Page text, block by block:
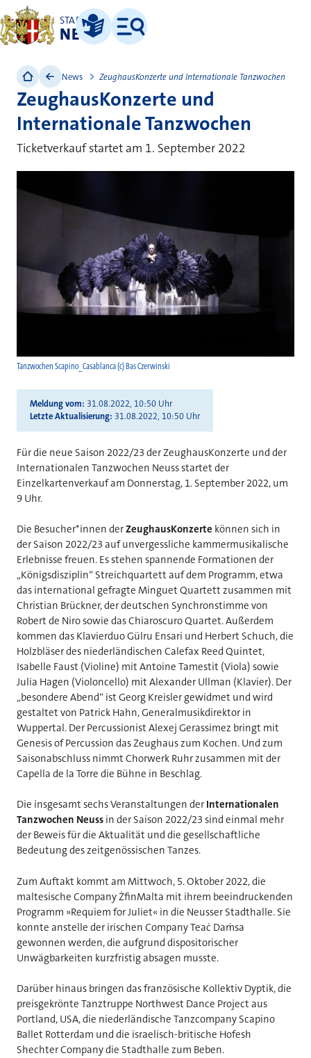
STADT
NEUSS
Leichte Sprache
Menü
Tanzwochen Scapino_Casablanca (c) Bas Czerwinski
News ZeughausKonzerte und Internationale Tanzwochen
ZeughausKonzerte und
Internationale Tanzwochen
Ticketverkauf startet am 1. September 2022
Meldung vom 31.08.2022, 10:50 Uhr
Letzte Aktualisierung 31.08.2022, 10:50 Uhr
Für die neue Saison 2022/23 der ZeughausKonzerte und der
Internationalen Tanzwochen Neuss startet der
Einzelkartenverkauf am Donnerstag, 1. September 2022, um
9 Uhr.
Die Besucher*innen derZeughausKonzerte können sich in
der Saison 2022/23 auf unvergessliche kammermusikalische
Erlebnisse freuen. Es stehen spannende Formationen der
„Königsdisziplin“ Streichquartett auf dem Programm, etwa
das international gefragte Minguet Quartett zusammen mit
Christian Brückner, der deutschen Synchronstimme von
Robert de Niro sowie das Chiaroscuro Quartet. Außerdem
kommen das Klavierduo Gülru Ensari und Herbert Schuch, die
Holzbläser des niederländischen Calefax Reed Quintet,
Isabelle Faust (Violine) mit Antoine Tamestit (Viola) sowie
Julia Hagen (Violoncello) mit Alexander Ullman (Klavier). Der
„besondere Abend“ ist Georg Kreisler gewidmet und wird
gestaltet von Patrick Hahn, Generalmusikdirektor in
Wuppertal. Der Percussionist Alexej Gerassimez bringt mit
Genesis of Percussion das Zeughaus zum Kochen. Und zum
Saisonabschluss nimmt Chorwerk Ruhr zusammen mit der
Capella de la Torre die Bühne in Beschlag.
Die insgesamt sechs Veranstaltungen der Internationalen
Tanzwochen Neuss in der Saison 2022/23 sind einmal mehr
der Beweis für die Aktualität und die gesellschaftliche
Bedeutung des zeitgenössischen Tanzes.
Zum Auftakt kommt am Mittwoch, 5. Oktober 2022, die
maltesische Company ŻfinMalta mit ihrem beeindruckenden
Programm »Requiem for Juliet« in die Neusser Stadthalle. Sie
konnte anstelle der irischen Company Teaċ Daṁsa
gewonnen werden, die aufgrund dispositorischer
Unwägbarkeiten kurzfristig absagen musste.
Darüber hinaus bringen das französische Kollektiv Dyptik, die
preisgekrönte Tanztruppe Northwest Dance Project aus
Portland, USA, die niederländische Tanzcompany Scapino
Ballet Rotterdam und die israelisch-britische Hofesh
Shechter Company die Stadthalle zum Beben.